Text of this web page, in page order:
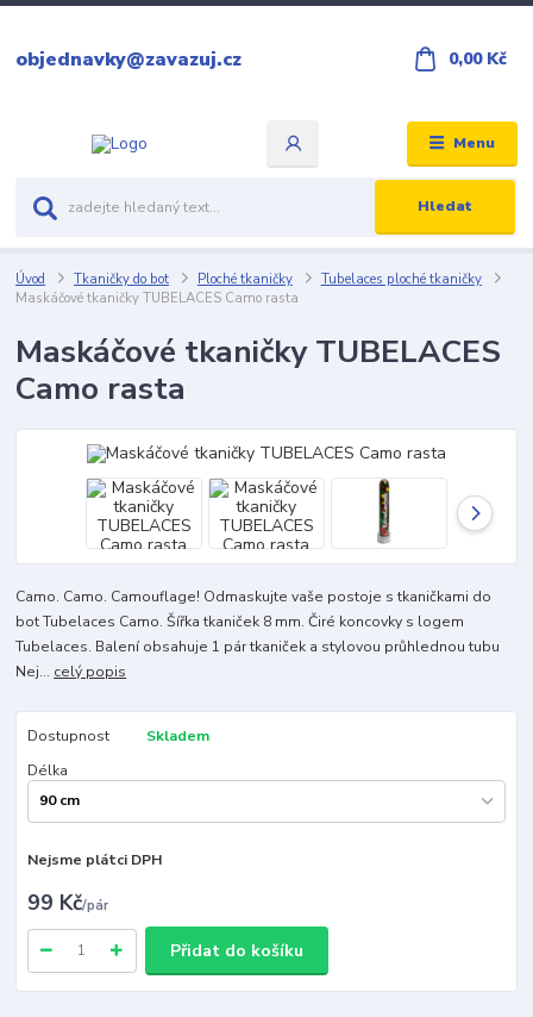
Menu
Hledat
objednavky@zavazuj.cz 0,00 Kč
Úvod Tkaničky do bot Ploché tkaničky
Tubelaces ploché tkaničky
Maskáčové tkaničky TUBELACES Camo rasta
Maskáčové tkaničky TUBELACES
Camo rasta
Camo. Camo. Camouflage! Odmaskujte vaše postoje s tkaničkami do
bot Tubelaces Camo. Šířka tkaniček 8 mm. Čiré koncovky s logem
Tubelaces. Balení obsahuje 1 pár tkaniček a stylovou průhlednou tubu
Nej... celý popis
Dostupnost
Skladem
Délka
Nejsme plátci DPH
99 Kč/pár
Přidat do košíku